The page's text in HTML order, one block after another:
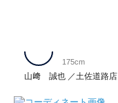
山﨑 誠也 土佐道路店
175cm